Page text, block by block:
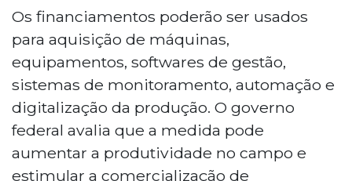
Os financiamentos poderão ser usados
para aquisição de máquinas,
equipamentos, softwares de gestão,
sistemas de monitoramento, automação e
digitalização da produção. O governo
federal avalia que a medida pode
aumentar a produtividade no campo e
estimular a comercialização de